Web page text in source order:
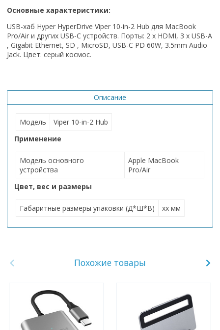
Основные характеристики:
USB-хаб Hyper HyperDrive Viper 10-in-2 Hub для MacBook
Pro/Air и других USB-C устройств. Порты: 2 x HDMI, 3 x USB-A
, Gigabit Ethernet, SD , MicroSD, USB-C PD 60W, 3.5mm Audio
Jack. Цвет: серый космос.
Описание
Модель
Viper 10-in-2 Hub
Применение
Модель основного
устройства
Apple MacBook
Pro/Air
Цвет, вес и размеры
Габаритные размеры упаковки (Д*Ш*В) хх мм
Похожие товары